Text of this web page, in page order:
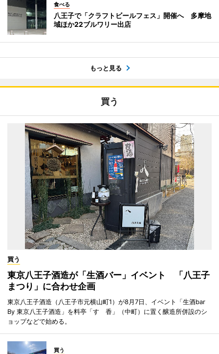
食べる
八王子で「クラフトビールフェス」開催へ 多摩地
域ほか22ブルワリー出店
もっと見る
買う
買う
東京八王子酒造が「生酒バー」イベント 「八王子
まつり」に合わせ企画
東京八王子酒造（八王子市元横山町1）が8月7日、イベント「生酒bar
By 東京八王子酒造」を料亭「すゞ香」（中町）に置く醸造所併設のシ
ョップなどで始める。
買う